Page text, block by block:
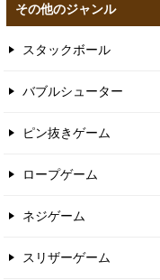
その他のジャンル
スタックボール
バブルシューター
ピン抜きゲーム
ロープゲーム
ネジゲーム
スリザーゲーム